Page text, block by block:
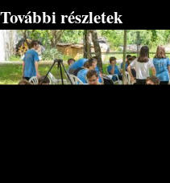
További részletek